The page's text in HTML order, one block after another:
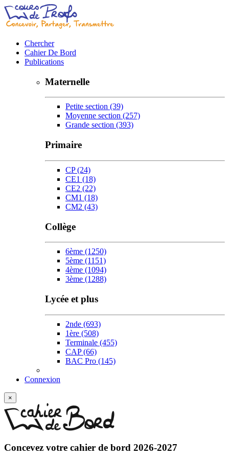
Chercher
Cahier De Bord
Publications
Maternelle
Petite section (39)
Moyenne section (257)
Grande section (393)
Primaire
CP(24)
CE1 (18)
CE2 (22)
CM1 (18)
CM2 (43)
Collège
6ème (1250)
5ème (1151)
4ème (1094)
3ème (1288)
Lycée et plus
2nde (693)
1ère (508)
Terminale (455)
CAP(66)
BAC Pro (145)
Connexion
×
Concevez votre cahier de bord 2026-2027